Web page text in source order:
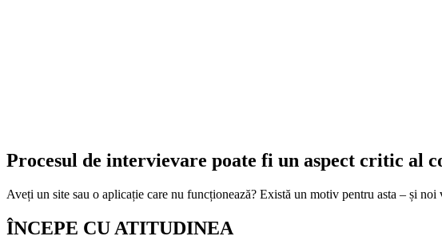
Procesul de intervievare poate fi un aspect critic al
Aveți un site sau o aplicație care nu funcționează? Există un motiv pentru asta – și noi
ÎNCEPE CU ATITUDINEA